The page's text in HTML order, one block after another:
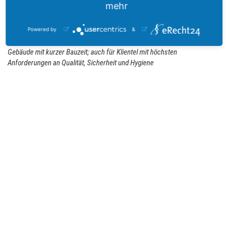
Gesundheitswesen, der Pharmaindustrie, Forschung und Entwicklung, im
Gebäude mit kurzer Bauzeit; auch für Klientel mit höchsten
Anforderungen an Qualität, Sicherheit und Hygiene
mehr
Powered by &